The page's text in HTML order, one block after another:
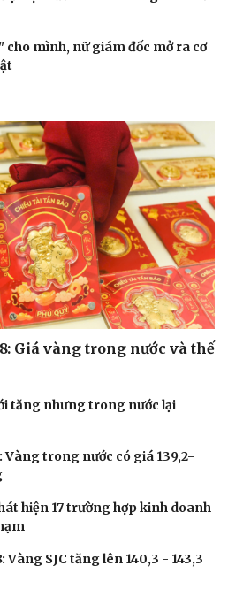
mình, nữ giám đốc mở ra cơ
Giá vàng trong nước và thế
tăng nhưng trong nước lại
Vàng trong nước có giá 139,2-
hiện 17 trường hợp kinh doanh
SJC tăng lên 140,3 - 143,3